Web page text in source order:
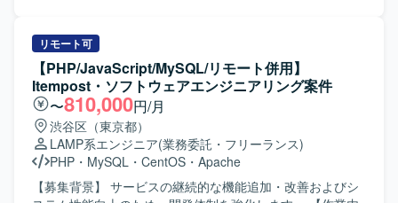
るコンテナ型の開発環境を採用しています。Git / GitHub
Flow によるPRベースの開発プロセスと、Playwrightによる
E2Eテストを組み合わせた品質管理体制を整備しています。
TypeScript（Angular.js） インフラ：AWS その他：Git、
Slack、Teams など
きます。プロジェクト立ち上げ段階から参画し、アーキテ
クチャ設計や実装方針の検討にも関わっていただきます。
長期的なリプレイス計画に基づき、段階的な機能移行や改
善を行っていただきます。 【求める人物像】 変化を楽しみ
ながら主体的に行動し、チーム内外にポジティブな影響を
与えられる方を求めております。技術的好奇心だけでなく
事業への貢献を強く意識し、失敗を恐れず挑戦し、その経
験から得た学びを共有できる方にご活躍いただきたいと考
えております。HRTの精神を大切にしながら、状況に応じ
リモート可
【PHP/JavaScript/MySQL/リモート併用】
Itempost・ソフトウェアエンジニアリング案件
〜810,000円/月
渋谷区（東京都）
LAMP系エンジニア(業務委託・フリーランス)
PHP ・ MySQL ・ CentOS ・ Apache
【募集背景】 サービスの継続的な機能追加・改善およびシ